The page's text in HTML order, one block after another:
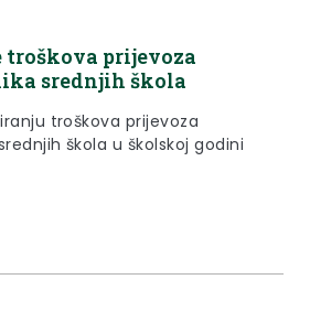
prijevoza
srednjih škola
troškova prijevoza
škola u školskoj godini